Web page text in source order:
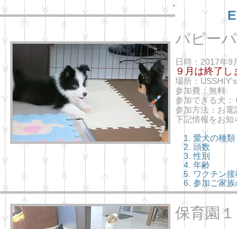
パピー
日時：2017年9
９月は終了し
場所：
参加費：無料
参加できる犬：
参加方法：お電
下記情報をお知
1. 愛犬の種類
2. 頭数
3. 性別
4. 年齢
5. ワクチン接
6. 参加ご家族
保育園